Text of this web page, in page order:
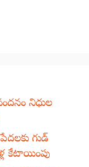
నిధుల
గుడ్
కేటాయింపు